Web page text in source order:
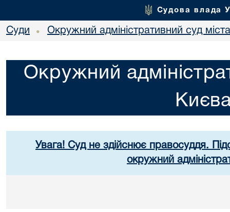
Судова влада
Суди • Окружний адміністративний суд
Окружний
Увага! Суд не здійснює правосуддя.
окружний